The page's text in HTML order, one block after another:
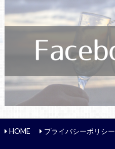
HOME プライバシーポリシー